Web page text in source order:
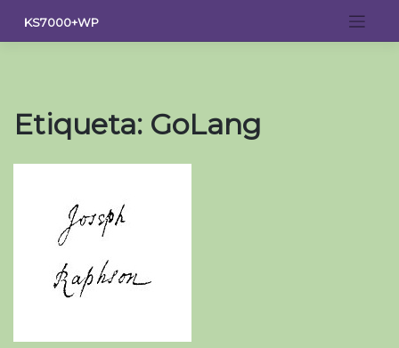
contenido
KS7000+WP
Etiqueta: GoLang